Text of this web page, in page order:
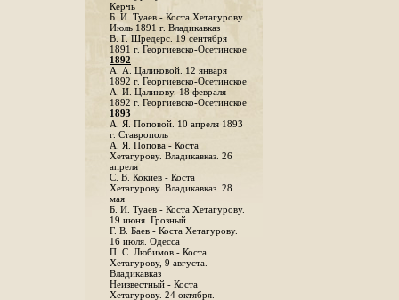
Керчь
Б. И. Туаев - Коста Хетагурову.
Июль 1891 г. Владикавказ
В. Г. Шредерс. 19 сентября
1891 г. Георгиевско-Осетинское
1892
А. А. Цаликовой. 12 января
1892 г. Георгиевско-Осетинское
А. И. Цаликову. 18 февраля
1892 г. Георгиевско-Осетинское
1893
А. Я. Поповой. 10 апреля 1893
г. Ставрополь
A. Я. Попова - Коста
Хетагурову. Владикавказ. 26
апреля
С. В. Кокиев - Коста
Хетагурову. Владикавказ. 28
мая
Б. И. Туаев - Коста Хетагурову.
19 июня. Грозный
Г. В. Баев - Коста Хетагурову.
16 июля. Одесса
П. С. Любимов - Коста
Хетагурову, 9 августа.
Владикавказ
Неизвестный - Коста
Хетагурову. 24 октября.